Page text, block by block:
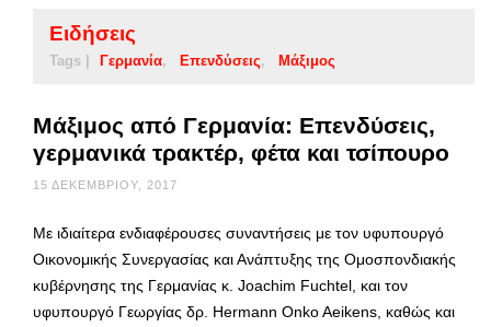
Ειδήσεις
Tags | Γερμανία Επενδύσεις Μάξιμος
Μάξιμος από Γερμανία: Επενδύσεις,
γερμανικά τρακτέρ, φέτα και τσίπουρο
15 ΔΕΚΕΜΒΡΊΟΥ, 2017
Με ιδιαίτερα ενδιαφέρουσες συναντήσεις με τον υφυπουργό
Οικονομικής Συνεργασίας και Ανάπτυξης της Ομοσπονδιακής
κυβέρνησης της Γερμανίας κ. Joachim Fuchtel, και τον
υφυπουργό Γεωργίας δρ. Hermann Onko Aeikens, καθώς και